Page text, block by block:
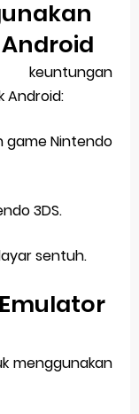
Android:
game Nintendo
3DS.
sentuh.
menggunakan